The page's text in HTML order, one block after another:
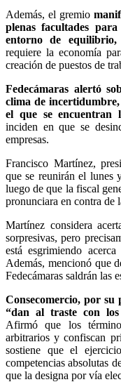
Además, el gremio
plenas facultades
entorno de
requiere la economía
creación de puestos de
Fedecámaras alertó
clima de
el que se encuentran
inciden en que se
empresas.
Francisco Martínez,
que se reunirán el lunes
luego de que la fiscal
pronunciara en contra de
Martínez considera
sorpresivas, pero
está esgrimiendo
Además, mencionó que
Fedecámaras saldrán las
Consecomercio, por su
“dan al traste con los
Afirmó que los
arbitrarios y confiscan
sostiene que el
competencias absolutas
que la designa por vía